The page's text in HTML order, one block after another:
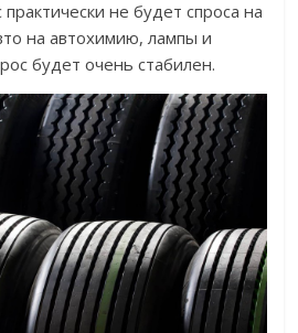
не будет спроса на
на автохимию, лампы и
будет очень стабилен.